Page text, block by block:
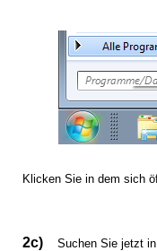
Klicken Sie in dem sich
2c) Suchen Sie jetzt